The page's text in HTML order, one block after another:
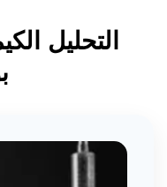
التحليل